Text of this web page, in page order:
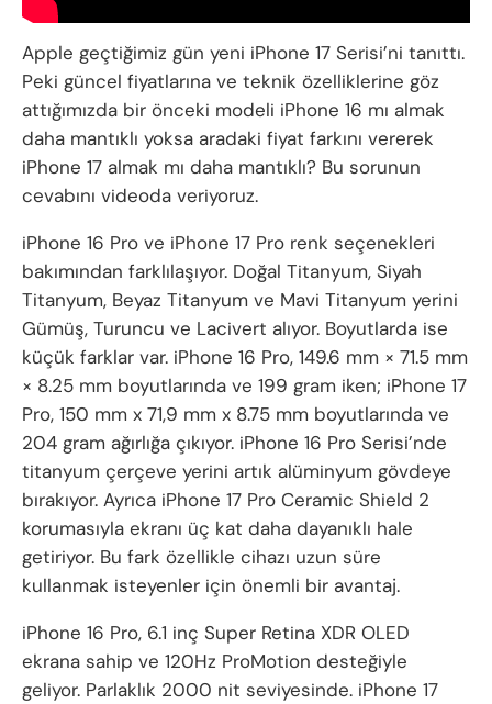
Apple geçtiğimiz gün yeni iPhone 17 Serisi’ni tanıttı.
Peki güncel fiyatlarına ve teknik özelliklerine göz
attığımızda bir önceki modeli iPhone 16 mı almak
daha mantıklı yoksa aradaki fiyat farkını vererek
iPhone 17 almak mı daha mantıklı? Bu sorunun
cevabını videoda veriyoruz.
iPhone 16 Pro ve iPhone 17 Pro renk seçenekleri
bakımından farklılaşıyor. Doğal Titanyum, Siyah
Titanyum, Beyaz Titanyum ve Mavi Titanyum yerini
Gümüş, Turuncu ve Lacivert alıyor. Boyutlarda ise
küçük farklar var. iPhone 16 Pro, 149.6 mm × 71.5 mm
× 8.25 mm boyutlarında ve 199 gram iken; iPhone 17
Pro, 150 mm x 71,9 mm x 8.75 mm boyutlarında ve
204 gram ağırlığa çıkıyor. iPhone 16 Pro Serisi’nde
titanyum çerçeve yerini artık alüminyum gövdeye
bırakıyor. Ayrıca iPhone 17 Pro Ceramic Shield 2
korumasıyla ekranı üç kat daha dayanıklı hale
getiriyor. Bu fark özellikle cihazı uzun süre
kullanmak isteyenler için önemli bir avantaj.
iPhone 16 Pro, 6.1 inç Super Retina XDR OLED
ekrana sahip ve 120Hz ProMotion desteğiyle
geliyor. Parlaklık 2000 nit seviyesinde. iPhone 17